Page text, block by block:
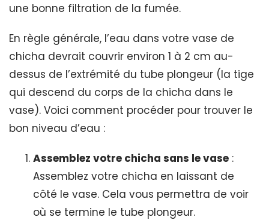
une bonne filtration de la fumée.
En règle générale, l’eau dans votre vase de
chicha devrait couvrir environ 1 à 2 cm au-
dessus de l’extrémité du tube plongeur (la tige
qui descend du corps de la chicha dans le
vase). Voici comment procéder pour trouver le
bon niveau d’eau :
Assemblez votre chicha sans le vase :
Assemblez votre chicha en laissant de
côté le vase. Cela vous permettra de voir
où se termine le tube plongeur.